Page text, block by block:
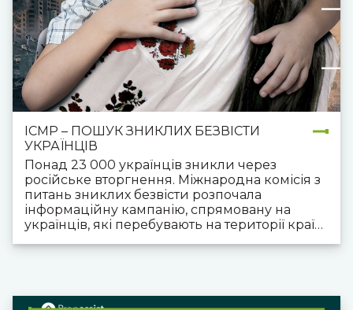
ICMP – ПОШУК ЗНИКЛИХ БЕЗВІСТИ
УКРАЇНЦІВ
Понад 23 000 українців зникли через
російське вторгнення. Міжнародна комісія з
питань зниклих безвісти розпочала
інформаційну кампанію, спрямовану на
українців, які перебувають на території країн